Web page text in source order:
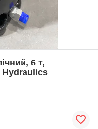
6 т,
Hydraulics